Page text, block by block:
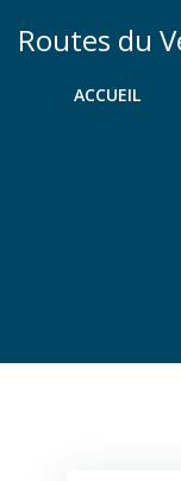
Routes du
ACCUEIL